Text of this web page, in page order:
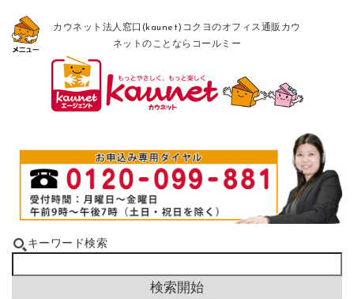
カウネット法人窓口(kaunet)コクヨのオフィス通販カウ
ネットのことならコールミー
キーワード検索